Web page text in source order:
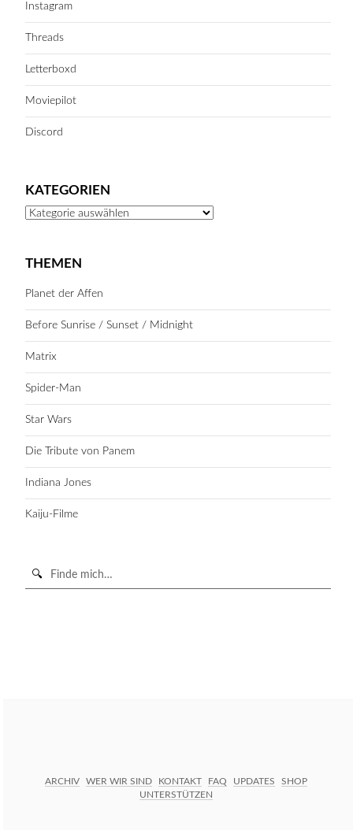
Instagram
Threads
Letterboxd
Moviepilot
Discord
KATEGORIEN
Kategorien
THEMEN
Planet der Affen
Before Sunrise / Sunset / Midnight
Matrix
Spider-Man
Star Wars
Die Tribute von Panem
Indiana Jones
Kaiju-Filme
Suche
ARCHIV WER WIR SIND KONTAKT FAQ UPDATES
SHOP
UNTERSTÜTZEN